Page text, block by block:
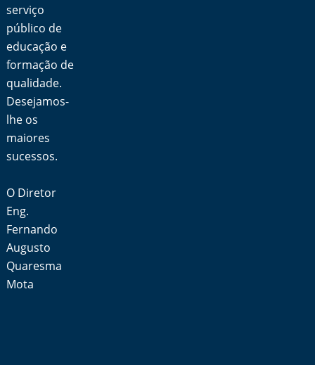
serviço
público de
educação e
formação de
qualidade.
Desejamos-
lhe os
maiores
sucessos.
O Diretor
Eng.
Fernando
Augusto
Quaresma
Mota